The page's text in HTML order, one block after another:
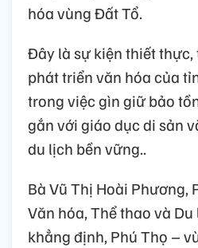
hóa vùng Đất Tổ.
Đây là sự kiện thiết thực,
phát triển văn hóa của
trong việc gìn giữ bảo
gắn với giáo dục di sản
du lịch bền vững..
Bà Vũ Thị Hoài Phương,
Văn hóa, Thể thao và
khẳng định, Phú Thọ –